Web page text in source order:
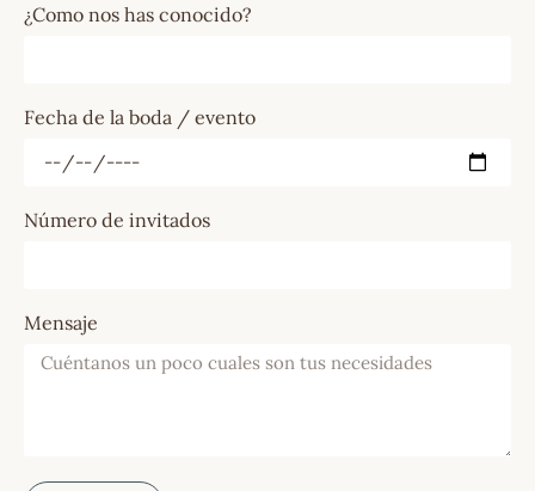
¿Como nos has conocido?
Fecha de la boda / evento
Número de invitados
Mensaje